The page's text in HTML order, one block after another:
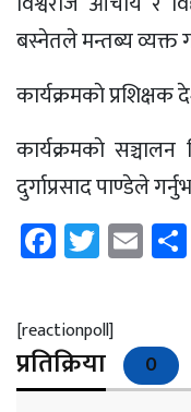
बस्नेतले मन्तब्य व्यक्त
कार्यक्रमकाे
कार्यक्रमकाे
दुर्गाप्रसाद पाण्डेले
Facebook
Twitter
[reactionpoll]
प्रतिक्रिया 0